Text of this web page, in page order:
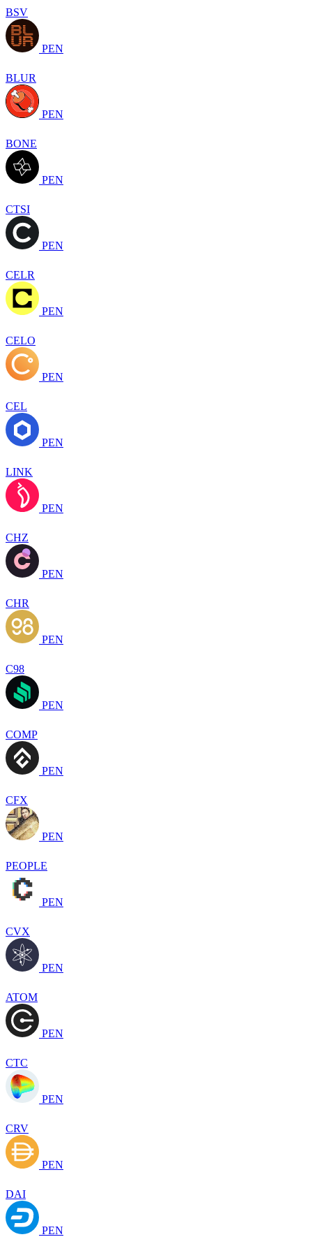
BSV
PEN
BLUR
PEN
BONE
PEN
CTSI
PEN
CELR
PEN
CELO
PEN
CEL
PEN
LINK
PEN
CHZ
PEN
CHR
PEN
C98
PEN
COMP
PEN
CFX
PEN
PEOPLE
PEN
CVX
PEN
ATOM
PEN
CTC
PEN
CRV
PEN
DAI
PEN